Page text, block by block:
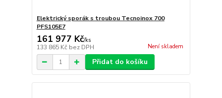
Elektrický sporák s troubou Tecnoinox 700
PFS105E7
161 977 Kč/ks
133 865 Kč bez DPH Není skladem
Přidat do košíku